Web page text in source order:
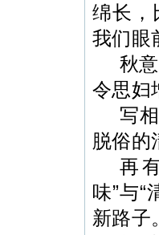
绵长，
我们眼
秋
令思妇
写
脱俗的
再
味”与“
新路子